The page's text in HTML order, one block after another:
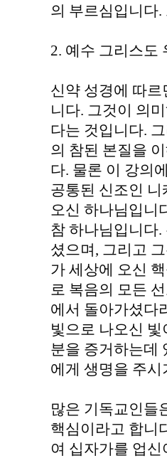
의 부르심입니다
2. 예수 그리스도
신약 성경에 따
니다. 그것이 의
다는 것입니다.
의 참된 본질을
다. 물론 이 강의
공통된 신조인
오신 하나님입니
참 하나님입니다
셨으며, 그리고
가 세상에 오신
로 복음의 모든
에서 돌아가셨다
빛으로 나오신
분을 증거하는데
에게 생명을 주
많은 기독교인들
핵심이라고 합니
여 십자가를 업